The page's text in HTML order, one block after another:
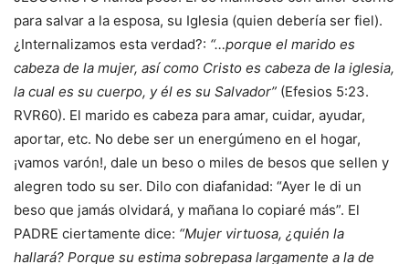
para salvar a la esposa, su Iglesia (quien debería ser fiel).
¿Internalizamos esta verdad?: “…porque el marido es
cabeza de la mujer, así como Cristo es cabeza de la iglesia,
la cual es su cuerpo, y él es su Salvador” (Efesios 5:23.
RVR60). El marido es cabeza para amar, cuidar, ayudar,
aportar, etc. No debe ser un energúmeno en el hogar,
¡vamos varón!, dale un beso o miles de besos que sellen y
alegren todo su ser. Dilo con diafanidad: “Ayer le di un
beso que jamás olvidará, y mañana lo copiaré más”. El
PADRE ciertamente dice: “Mujer virtuosa, ¿quién la
hallará? Porque su estima sobrepasa largamente a la de